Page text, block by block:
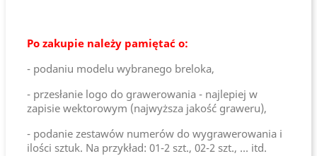
Po zakupie należy pamiętać o:
- podaniu modelu wybranego breloka,
- przesłanie logo do grawerowania - najlepiej w
zapisie wektorowym (najwyższa jakość graweru),
- podanie zestawów numerów do wygrawerowania i
ilości sztuk. Na przykład: 01-2 szt., 02-2 szt., ... itd.